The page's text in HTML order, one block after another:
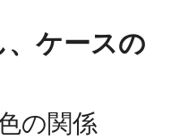
、ケースの
の関係